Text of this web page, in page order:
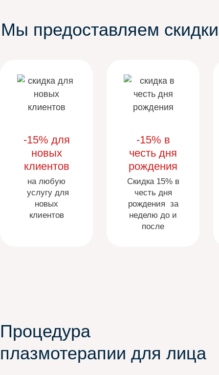
Мы предоставляем скидки
-15% для
новых
клиентов
на любую
услугу для
новых
клиентов
-15% в
честь дня
рождения
Скидка 15% в
честь дня
рождения за
неделю до и
после
Процедура
плазмотерапии для лица